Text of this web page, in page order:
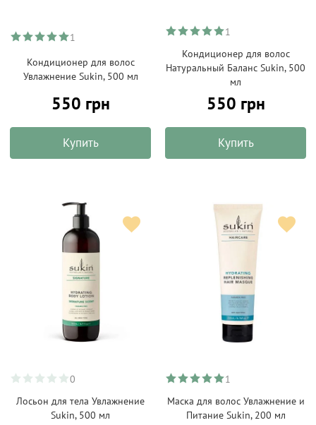
1
Кондиционер для волос
Увлажнение Sukin, 500 мл
550 грн
Купить
1
Кондиционер для волос
Натуральный Баланс Sukin, 500
мл
550 грн
Купить
0
Лосьон для тела Увлажнение
Sukin, 500 мл
1
Маска для волос Увлажнение и
Питание Sukin, 200 мл